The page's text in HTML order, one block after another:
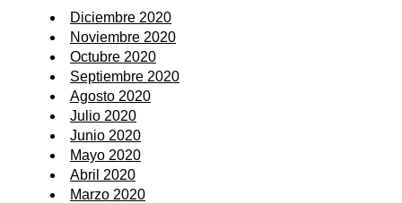
Diciembre 2020
Noviembre 2020
Octubre 2020
Septiembre 2020
Agosto 2020
Julio 2020
Junio 2020
Mayo 2020
Abril 2020
Marzo 2020